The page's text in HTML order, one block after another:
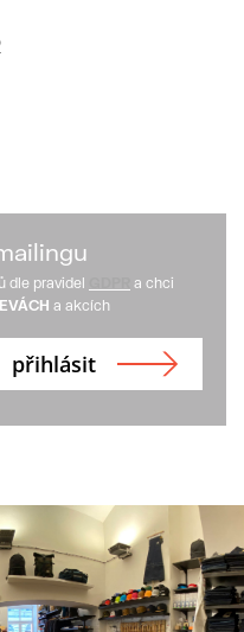
dle pravidel
a chci
a akcích